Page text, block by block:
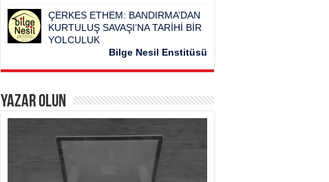
ÇERKES ETHEM: BANDIRMA’DAN
KURTULUŞ SAVAŞI’NA TARİHİ BİR
YOLCULUK
Bilge Nesil Enstitüsü
Yazar Olun